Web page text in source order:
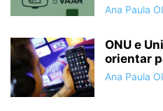
Ana Paula
ONU e
orientar
Ana Paula